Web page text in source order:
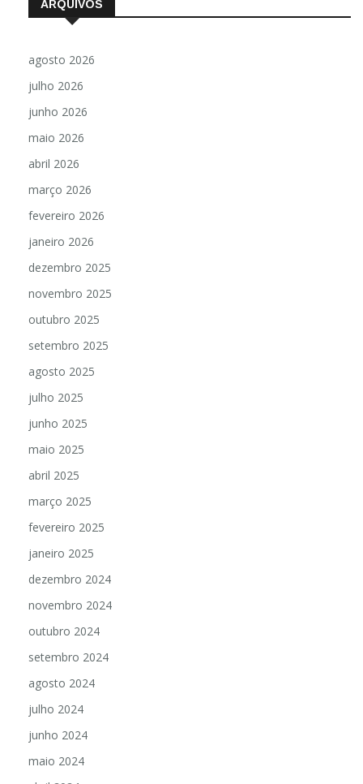
ARQUIVOS
agosto 2026
julho 2026
junho 2026
maio 2026
abril 2026
março 2026
fevereiro 2026
janeiro 2026
dezembro 2025
novembro 2025
outubro 2025
setembro 2025
agosto 2025
julho 2025
junho 2025
maio 2025
abril 2025
março 2025
fevereiro 2025
janeiro 2025
dezembro 2024
novembro 2024
outubro 2024
setembro 2024
agosto 2024
julho 2024
junho 2024
maio 2024